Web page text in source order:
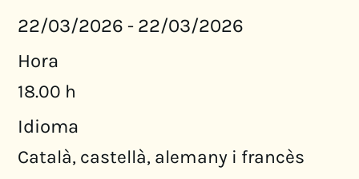
22/03/2026 - 22/03/2026
Hora
18.00 h
Idioma
Català, castellà, alemany i francès